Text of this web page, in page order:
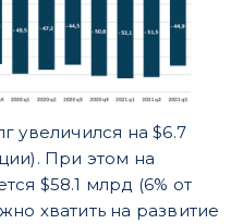
увеличился на $6.7
При этом на
$58.1 млрд (6% от
хватить на развитие